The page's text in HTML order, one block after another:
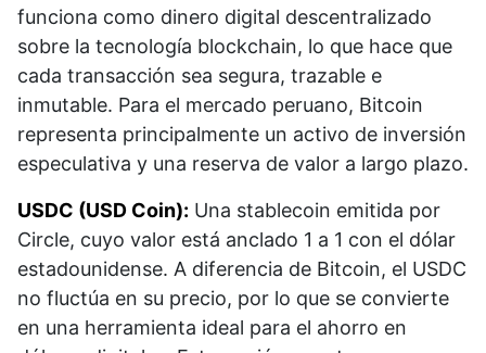
funciona como dinero digital descentralizado
sobre la tecnología blockchain, lo que hace que
cada transacción sea segura, trazable e
inmutable. Para el mercado peruano, Bitcoin
representa principalmente un activo de inversión
especulativa y una reserva de valor a largo plazo.
USDC (USD Coin): Una stablecoin emitida por
Circle, cuyo valor está anclado 1 a 1 con el dólar
estadounidense. A diferencia de Bitcoin, el USDC
no fluctúa en su precio, por lo que se convierte
en una herramienta ideal para el ahorro en